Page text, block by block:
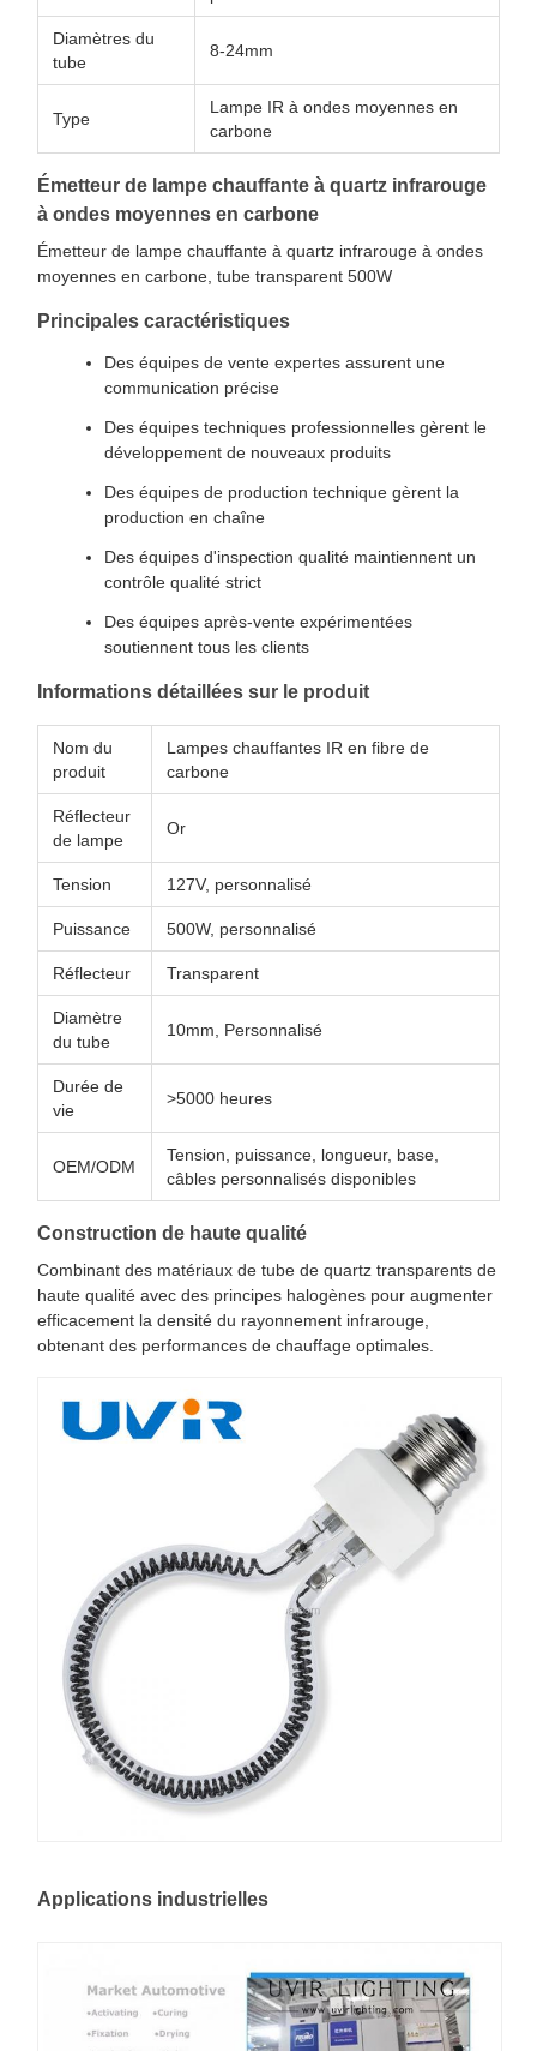
Diamètres du
tube
8-24mm
Type
Lampe IR à ondes moyennes en
carbone
Émetteur de lampe chauffante à quartz infrarouge
à ondes moyennes en carbone
Émetteur de lampe chauffante à quartz infrarouge à ondes
moyennes en carbone, tube transparent 500W
Principales caractéristiques
Des équipes de vente expertes assurent une
communication précise
Des équipes techniques professionnelles gèrent le
développement de nouveaux produits
Des équipes de production technique gèrent la
production en chaîne
Des équipes d'inspection qualité maintiennent un
contrôle qualité strict
Des équipes après-vente expérimentées
soutiennent tous les clients
Informations détaillées sur le produit
Nom du
produit
Lampes chauffantes IR en fibre de
carbone
Réflecteur
de lampe
Or
Tension 127V, personnalisé
Puissance 500W, personnalisé
Réflecteur Transparent
Diamètre
du tube
10mm, Personnalisé
Durée de
vie
>5000 heures
OEM/ODM
Tension, puissance, longueur, base,
câbles personnalisés disponibles
Construction de haute qualité
Combinant des matériaux de tube de quartz transparents de
haute qualité avec des principes halogènes pour augmenter
efficacement la densité du rayonnement infrarouge,
obtenant des performances de chauffage optimales.
Applications industrielles